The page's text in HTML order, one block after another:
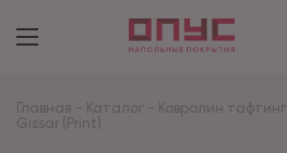
Главная - Каталог - Ковролин тафтинг
Gissar (Print)